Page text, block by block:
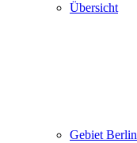
Übersicht
Gebiet Berlin